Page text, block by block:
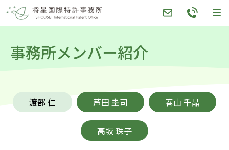
Skip
事務所メンバー紹介
渡部 仁 芦田 圭司 春山 千晶
高坂 珠子